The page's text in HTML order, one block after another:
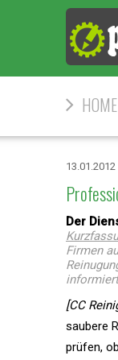
HOME
Der
Firmen
[CC
saubere
prüfen,